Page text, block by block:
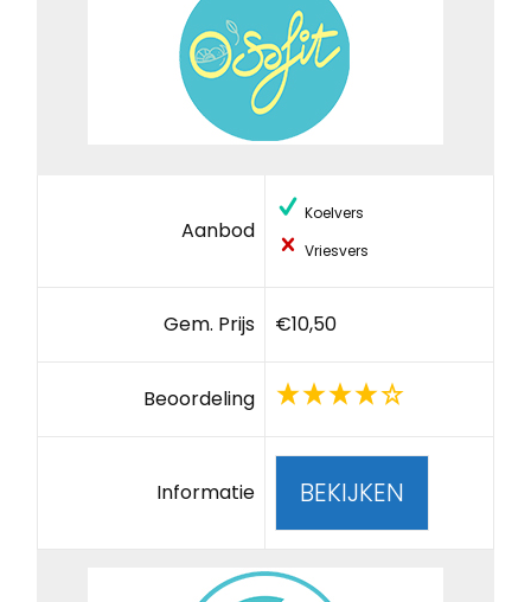
Aanbod
Koelvers
Vriesvers
Gem. Prijs €10,50
Beoordeling
Informatie BEKIJKEN